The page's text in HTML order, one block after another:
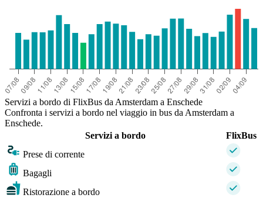
Servizi a bordo di FlixBus da Amsterdam a Enschede
Confronta i servizi a bordo nel viaggio in bus da Amsterdam a
Enschede.
Servizi a bordo
FlixBus
Prese di corrente
Bagagli
Ristorazione a bordo